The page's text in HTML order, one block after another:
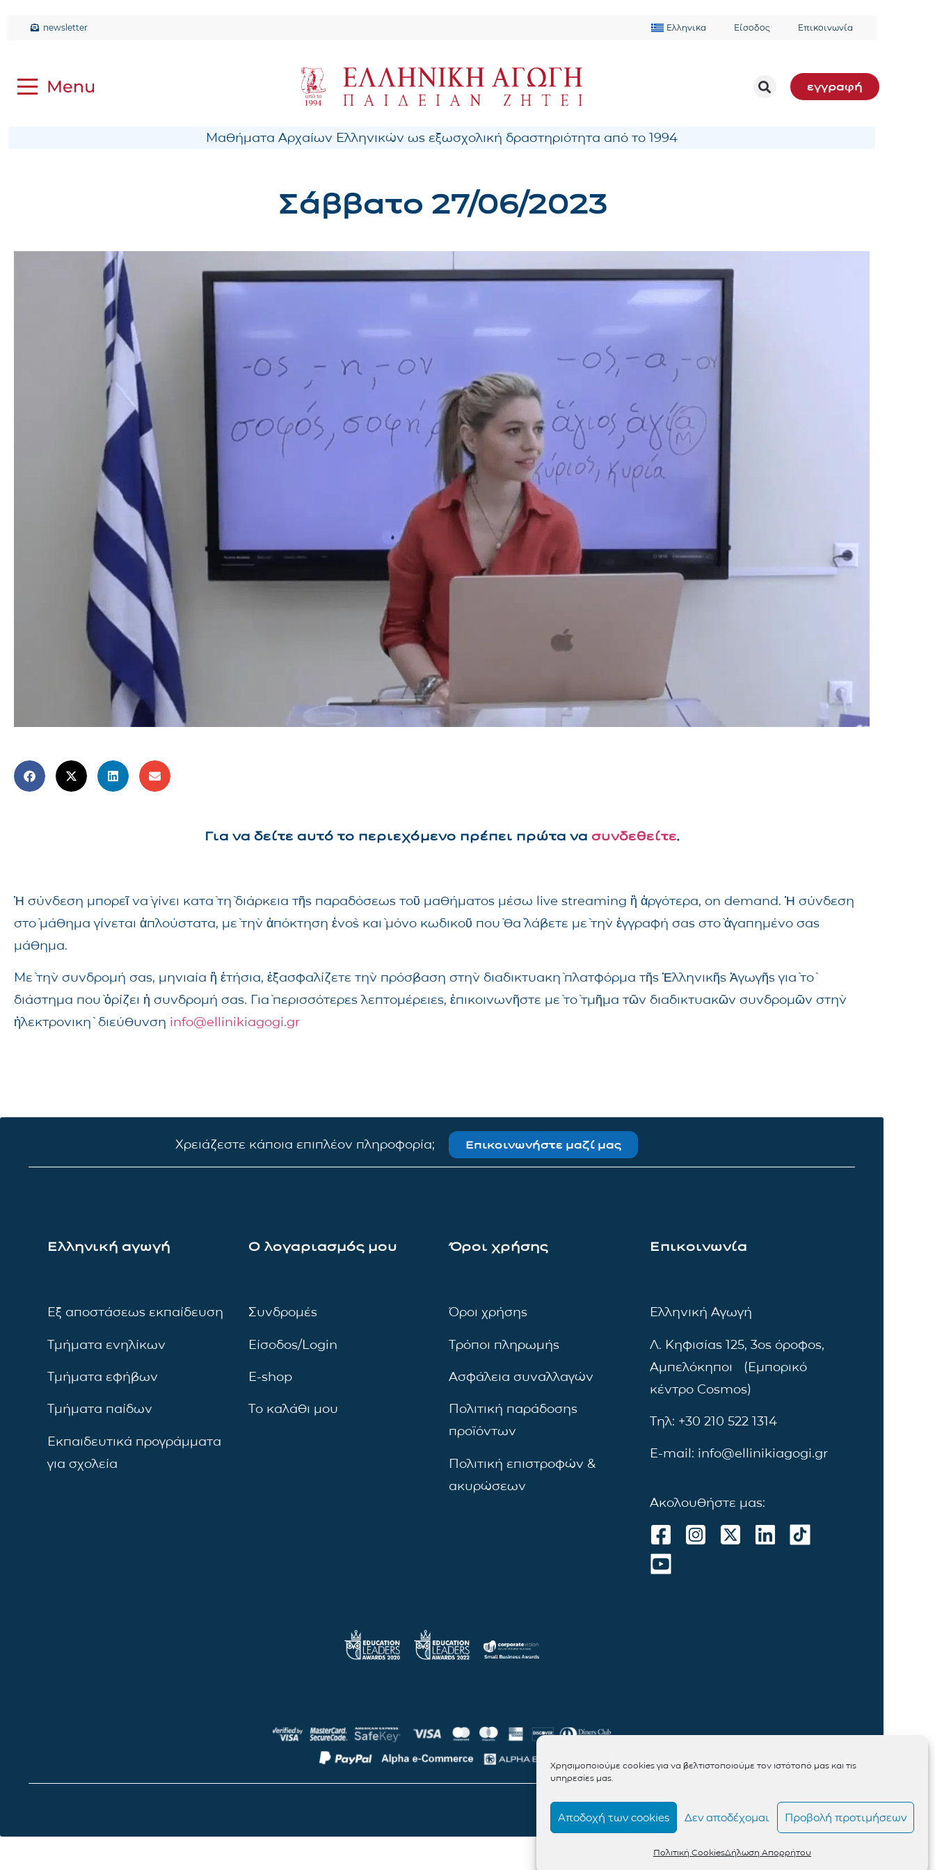
Χρησιμοποιούμε cookies για να βελτιστοποιούμε τον ιστότοπό μας και τις
υπηρεσίες μας.
Αποδοχή των cookies Δεν αποδέχομαι Προβολή προτιμήσεων
Πολιτική CookiesΔήλωση Απορρήτου
newsletter Ελληνικα Είσοδος Επικοινωνία
εγγραφή
Μαθήματα Αρχαίων Ελληνικών ως εξωσχολική δραστηριότητα από το 1994
Σάββατο 27/06/2023
Για να δείτε αυτό το περιεχόμενο πρέπει πρώτα να συνδεθείτε.
Ἡ σύνδεση μπορεῖ νὰ γίνει κατὰ τὴ διάρκεια τῆς παραδόσεως τοῦ μαθήματος μέσω live streaming ἢ ἀργότερα, on demand. Ἡ σύνδεση
στὸ μάθημα γίνεται ἁπλούστατα, μὲ τὴν ἀπόκτηση ἑνὸς καὶ μόνο κωδικοῦ ποὺ θὰ λάβετε μὲ τὴν ἐγγραφή σας στὸ ἀγαπημένο σας
μάθημα.
Μὲ τὴν συνδρομή σας, μηνιαία ἢ ἐτήσια, ἐξασφαλίζετε τὴν πρόσβαση στὴν διαδικτυακὴ πλατφόρμα τῆς Ἑλληνικῆς Ἀγωγῆς γιὰ τὸ
διάστημα ποὺ ὁρίζει ἡ συνδρομή σας. Γιὰ περισσότερες λεπτομέρειες, ἐπικοινωνῆστε μὲ τὸ τμῆμα τῶν διαδικτυακῶν συνδρομῶν στὴν
ἠλεκτρονικὴ διεύθυνση info@ellinikiagogi.gr
Χρειάζεστε κάποια επιπλέον πληροφορία; Επικοινωνήστε μαζί μας
Ελληνική αγωγή
Εξ αποστάσεως εκπαίδευση
Τμήματα ενηλίκων
Τμήματα εφήβων
Τμήματα παίδων
Εκπαιδευτικά προγράμματα
για σχολεία
Ο λογαριασμός μου
Συνδρομές
Είσοδος/Login
E-shop
Το καλάθι μου
Όροι χρήσης
Όροι χρήσης
Τρόποι πληρωμής
Ασφάλεια συναλλαγών
Πολιτική παράδοσης
προϊόντων
Πολιτική επιστροφών &
ακυρώσεων
Επικοινωνία
Ελληνική Αγωγή
Λ. Κηφισίας 125, 3ος όροφος,
Αμπελόκηποι (Εμπορικό
κέντρο Cosmos)
Τηλ: +30 210 522 1314
E-mail: info@ellinikiagogi.gr
Ακολουθήστε μας: